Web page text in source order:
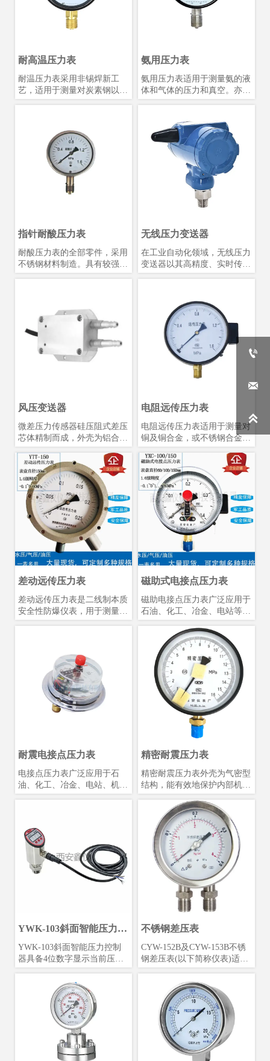
耐高温压力表
耐温压力表采用非锡焊新工
艺，适用于测量对炭素钢以及
铜合金无腐蚀作用的高温介质
基础上加装不锈钢隔离散热
器，内充隔离液体，测量的介
质温度可达≤850℃。主要测量
高温高压的蒸汽压力，适用于
石油开采和热点行业。 舌型
压力表主要用于测量高粘度，
氨用压力表
氨用压力表适用于测量氨的液
体和气体的压力和真空。亦可
测量对碳钢、奥氏体不锈钢和
质的压力和真空。为专用型仪
表，与铜及铜合金接触会产生
爆炸，所以在产品刻度盘上在
产品名称下面涂上黄色横线标
记，以作警示。主要适用于在
化肥过程中或制冷设备中来测
量氨的液体、气体或其混合物
指针耐酸压力表
耐酸压力表的全部零件，采用
不锈钢材料制造。具有较强的
耐腐蚀性能，适用于检测腐蚀
油、化工、农药等工业企业。
无线压力变送器
在工业自动化领域，无线压力
变送器以其高精度、实时传输
特性，成为监测系统的重要组
线通信技术，将压力信号远程
传输至监控平台，降低布线成
本，提升系统可靠性。通过精
准的压力数据采集，为工业生
产提供准确依据，保障设备运
行安全。
风压变送器
微差压力传感器硅压阻式差压
芯体精制而成，外壳为铝合金
或不锈钢结构。两个压力接口
为M10螺纹和旋塞结构可直接
安装在测量管道上或通过引压
管连接。广泛应用于除尘设
备、锅炉送风、井下通风等电
力、煤炭行业及油漆、饮料等
液体的饮料瓶、罐包装物的捡
漏压力过程控制领域。
电阻远传压力表
电阻远传压力表适用于测量对
铜及铜合金，或不锈钢合金不
起腐蚀作用气体，液体的压
力，电阻远传压力表通过仪表
内部安装的定位器式传感器把
被测量值传至远离测量点的二
次仪表上，以实现集中检测和
远距离控制，此外，电阻远传
压力表能够同时就地指示压
力，便于现场工艺检查。
差动远传压力表
差动远传压力表是二线制本质
安全性防爆仪表，用于测量对
铜及其合金不起腐蚀作用的液
冲击、突然卸荷介质的压力。
带上隔膜部分后，可测量大粘
度、有腐蚀性质的压力。仪表
除就地进行压力指示外，还连
续输出与被测压力信号成线性
的4-20MA直流信号，可以与
用，组成自动记录、调节、控
制等系列。适用于石油化工、
冶金、电站，轻工等部门使
用。
磁助式电接点压力表
磁助电接点压力表广泛应用于
石油、化工、冶金、电站等工
业部门或机电设备配套中测量
无爆炸危险的各种流体介质的
压力。通常，磁助电接点压力
表经与相应的电气器件(如继
电器及接触器等)配套使用，
即可对被测(控)压力系统实现
自动控制和发信(报警)的目
耐震电接点压力表
电接点压力表广泛应用于石
油、化工、冶金、电站、机械
等工业部门或机电设备配套中
的电气器件（如继电器及变频
器等）配套使用，即可对被测
（控）压力的各种气体与液体
介质经仪表实现自动控制和发
信（报警）的目的。
精密耐震压力表
精密耐震压力表外壳为气密型
结构，能有效地保护内部机件
免受环境影响和污秽侵入。在
外壳内填充阻尼液(一般为硅
油或甘油)的仪表，能够抗工
作环境振动和减少介质压力的
脉动影响。精密耐震压力表适
用于环境剧烈振动场所，可耐
受介质的脉动，冲击及突然卸
荷，仪表指示稳定清晰。广泛
应用于机械、石油、化工、冶
金、矿山、电力等部门，测量
对铜和铜合金无腐蚀性介质的
压力。
YWK-103斜面智能压力控
制器
YWK-103斜面智能压力控制
器具备4位数字显示当前压力
值，支持压力预设开关点和延
滞切换输出，控制范围广，控
制精度高。
不锈钢差压表
CYW-152B及CYW-153B不锈
钢差压表(以下简称仪表)适用
于化工、化纤、冶金、电力、
核电等工业部门的工艺流程中
测量各种液(气)体介质的差
压、流量等参数。仪表结构全
部采用不锈钢制成，其中的测
量系统（双波纹管及连接部
件）、导压系统（包括接头、
导管等）采用特种奥氏体不锈


